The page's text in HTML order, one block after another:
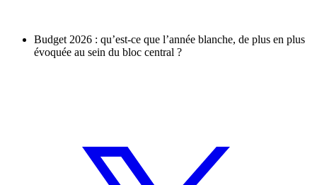
Budget 2026 : qu’est-ce que l’année blanche, de plus en plus
évoquée au sein du bloc central ?